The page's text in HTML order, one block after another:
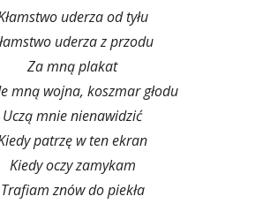
uderza od tyłu
uderza z przodu
Za mną plakat
mną wojna, koszmar głodu
Uczą mnie nienawidzić
patrzę w ten ekran
Kiedy oczy zamykam
Trafiam znów do piekła